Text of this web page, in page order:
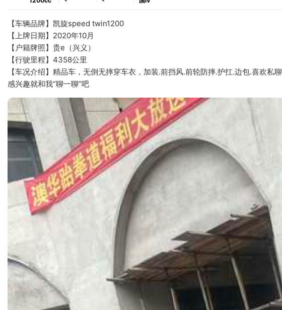
【车辆品牌】凯旋speed twin1200
【上牌日期】2020年10月
【户籍牌照】贵e（兴义）
【行驶里程】4358公里
【车况介绍】精品车，无倒无摔穿车衣，加装.前挡风.前轮防摔.护扛.边包.喜欢私聊
感兴趣就和我“聊一聊”吧